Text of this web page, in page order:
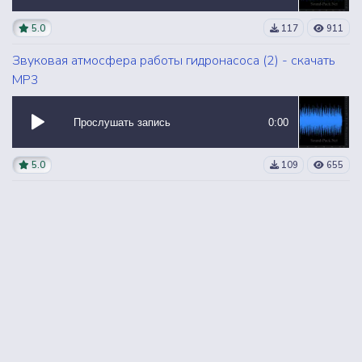
5.0 117 911
Звуковая атмосфера работы гидронасоса (2) - скачать
MP3
Прослушать запись 0:00
5.0 109 655